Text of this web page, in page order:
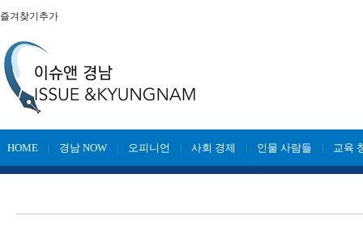
즐겨찾기추가
HOME 경남 NOW 오피니언 사회 경제 인물 사람들 교육